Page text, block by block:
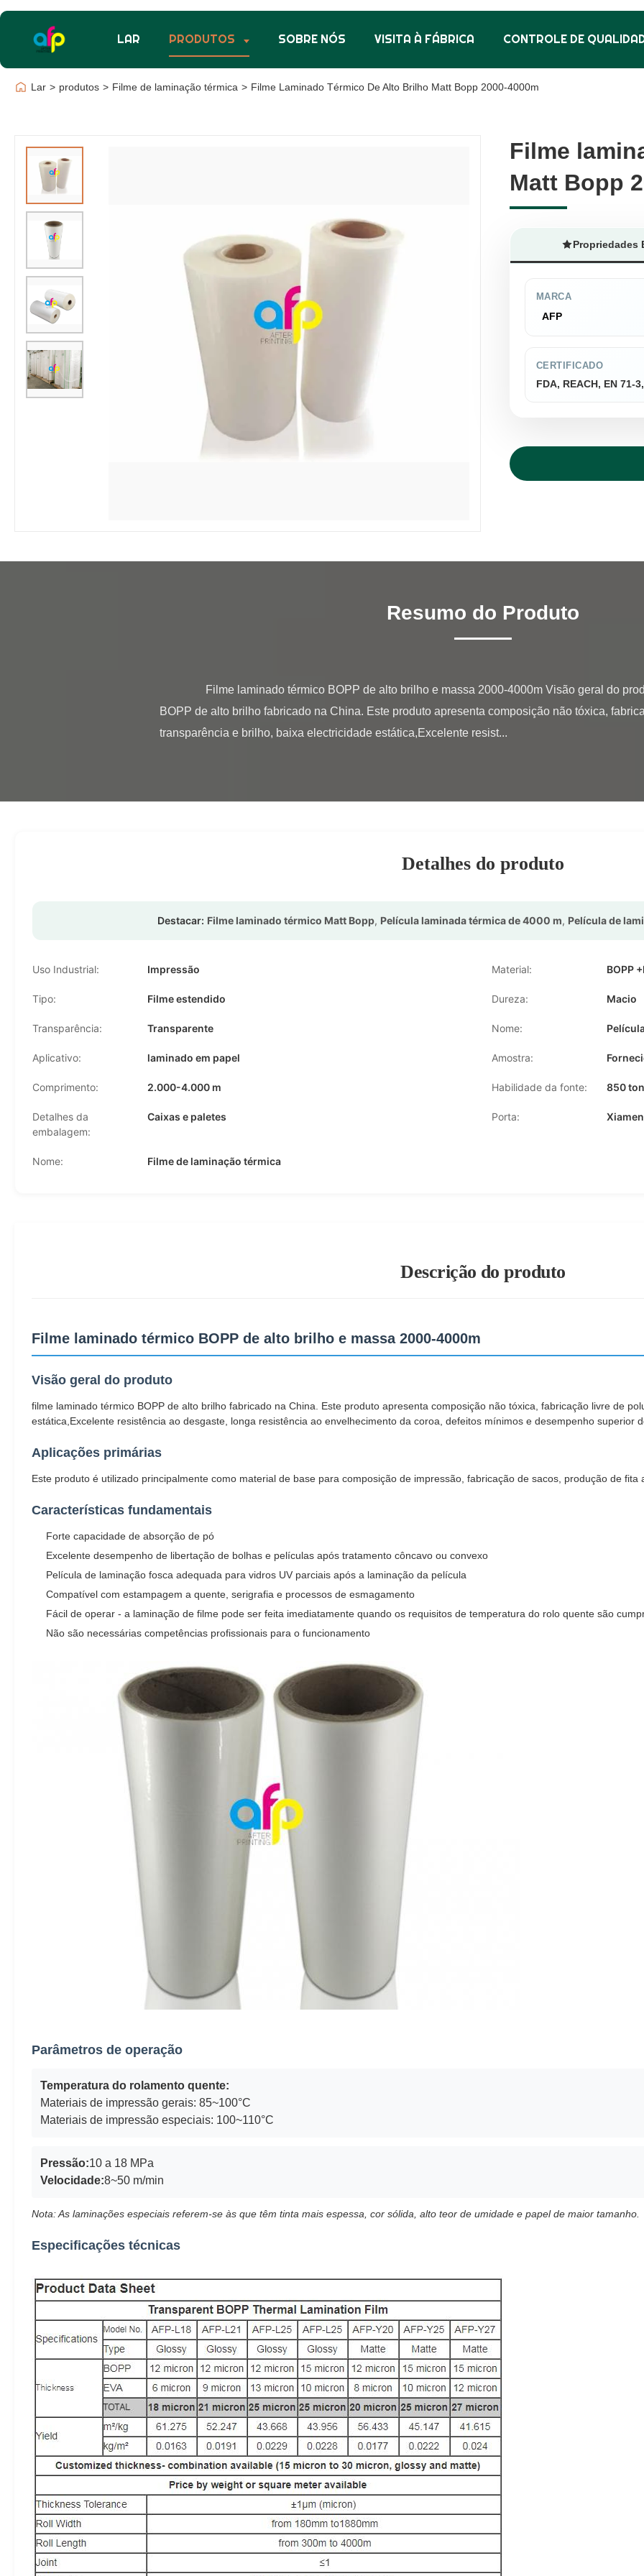
LAR PRODUTOS SOBRE NÓS VISITA À FÁBRICA CONTROLE DE
Lar > produtos > Filme de laminação térmica > Filme Laminado Térmico De Alto Brilho Matt Bopp 2000-4000m
Filme
Matt Bopp
Filme
Matt Bopp
Propriedades
MARCA
AFP
CERTIFICADO
FDA, REACH, EN 71-
Resumo do Produto
BOPP de alto brilho fabricado na China. Este produto apresenta composição não tóxica,
transparência e brilho, baixa electricidade estática,Excelente resist...
Detalhes do produto
Destacar: Filme laminado térmico Matt Bopp, Película laminada térmica de 4000 m, Película de
Uso Industrial: Impressão Material: BOPP
Tipo: Filme estendido Dureza: Macio
Transparência: Transparente Nome:
Aplicativo: laminado em papel Amostra:
Comprimento: 2.000-4.000 m Habilidade da fonte: 850
Detalhes da
embalagem:
Caixas e paletes Porta:
Nome: Filme de laminação térmica
Descrição do produto
Filme laminado térmico BOPP de alto brilho e massa 2000-4000m
Visão geral do produto
filme laminado térmico BOPP de alto brilho fabricado na China. Este produto apresenta composição não tóxica, fabricação livre de
estática,Excelente resistência ao desgaste, longa resistência ao envelhecimento da coroa, defeitos mínimos e desempenho superior
Aplicações primárias
Este produto é utilizado principalmente como material de base para composição de impressão, fabricação de sacos, produção de fita
Características fundamentais
Forte capacidade de absorção de pó
Excelente desempenho de libertação de bolhas e películas após tratamento côncavo ou convexo
Película de laminação fosca adequada para vidros UV parciais após a laminação da película
Compatível com estampagem a quente, serigrafia e processos de esmagamento
Fácil de operar - a laminação de filme pode ser feita imediatamente quando os requisitos de temperatura do rolo quente são
Não são necessárias competências profissionais para o funcionamento
Parâmetros de operação
Temperatura do rolamento quente:
Materiais de impressão gerais: 85~100°C
Materiais de impressão especiais: 100~110°C
Pressão:10 a 18 MPa
Velocidade:8~50 m/min
Nota: As laminações especiais referem-se às que têm tinta mais espessa, cor sólida, alto teor de umidade e papel de maior tamanho.
Especificações técnicas